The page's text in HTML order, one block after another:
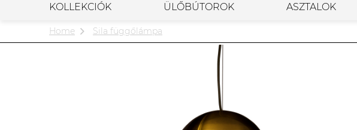
KOLLEKCIÓK ÜLŐBÚTOROK ASZTALOK
Home Sila függőlámpa